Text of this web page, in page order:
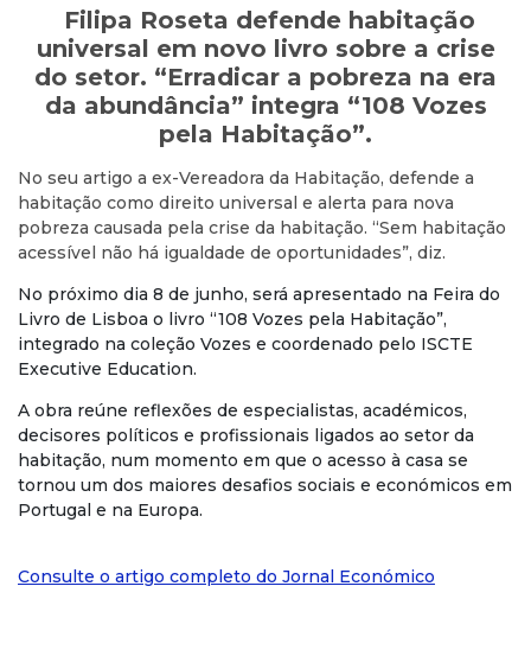
Filipa Roseta defende habitação
universal em novo livro sobre a crise
do setor. “Erradicar a pobreza na era
da abundância” integra “108 Vozes
pela Habitação”.
No seu artigo a ex-Vereadora da Habitação, defende a
habitação como direito universal e alerta para nova
pobreza causada pela crise da habitação. “Sem habitação
acessível não há igualdade de oportunidades”, diz.
No próximo dia 8 de junho, será apresentado na Feira do
Livro de Lisboa o livro “108 Vozes pela Habitação”,
integrado na coleção Vozes e coordenado pelo ISCTE
Executive Education.
A obra reúne reflexões de especialistas, académicos,
decisores políticos e profissionais ligados ao setor da
habitação, num momento em que o acesso à casa se
tornou um dos maiores desafios sociais e económicos em
Portugal e na Europa.
Consulte o artigo completo do Jornal Económico